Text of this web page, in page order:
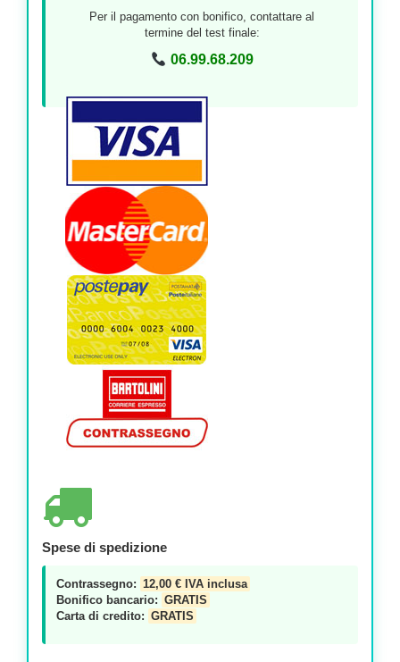
Per il pagamento con bonifico, contattare al
termine del test finale:
06.99.68.209
Spese di spedizione
Contrassegno: 12,00 € IVA inclusa
Bonifico bancario: GRATIS
Carta di credito: GRATIS